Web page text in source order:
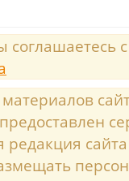
соглашаетесь